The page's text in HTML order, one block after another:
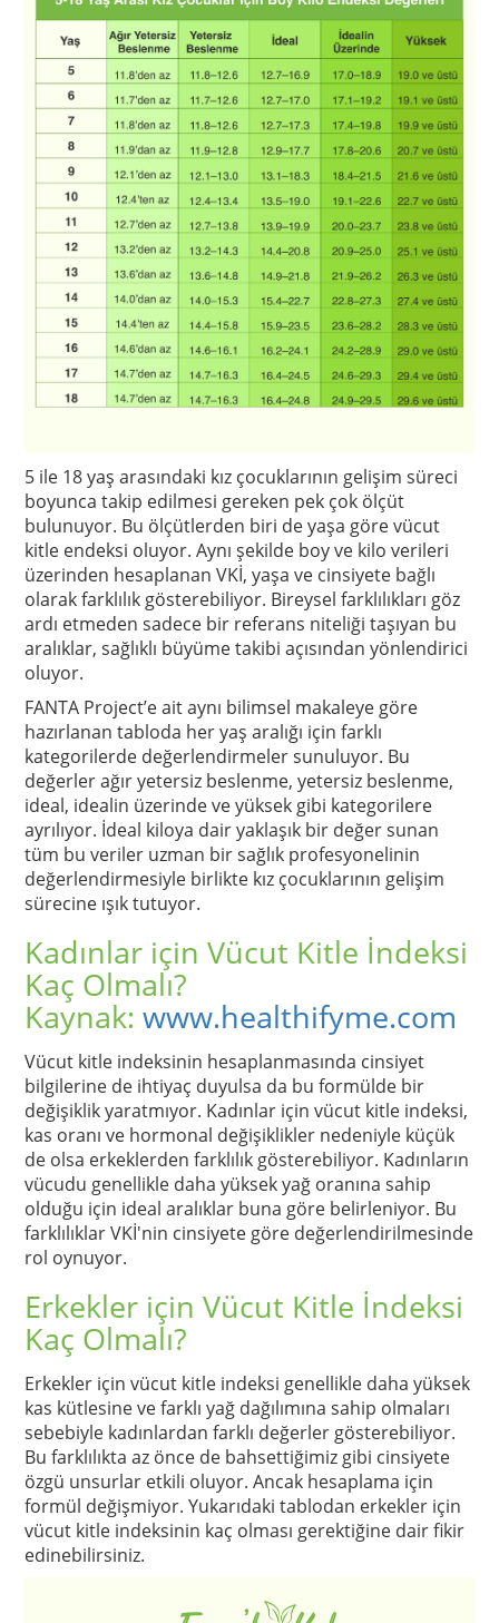
5 ile 18 yaş arasındaki kız çocuklarının gelişim süreci
boyunca takip edilmesi gereken pek çok ölçüt
bulunuyor. Bu ölçütlerden biri de yaşa göre vücut
kitle endeksi oluyor. Aynı şekilde boy ve kilo verileri
üzerinden hesaplanan VKİ, yaşa ve cinsiyete bağlı
olarak farklılık gösterebiliyor. Bireysel farklılıkları göz
ardı etmeden sadece bir referans niteliği taşıyan bu
aralıklar, sağlıklı büyüme takibi açısından yönlendirici
oluyor.
FANTA Project’e ait aynı bilimsel makaleye göre
hazırlanan tabloda her yaş aralığı için farklı
kategorilerde değerlendirmeler sunuluyor. Bu
değerler ağır yetersiz beslenme, yetersiz beslenme,
ideal, idealin üzerinde ve yüksek gibi kategorilere
ayrılıyor. İdeal kiloya dair yaklaşık bir değer sunan
tüm bu veriler uzman bir sağlık profesyonelinin
değerlendirmesiyle birlikte kız çocuklarının gelişim
sürecine ışık tutuyor.
Kadınlar için Vücut Kitle İndeksi
Kaç Olmalı?
Kaynak:www.healthifyme.com
Vücut kitle indeksinin hesaplanmasında cinsiyet
bilgilerine de ihtiyaç duyulsa da bu formülde bir
değişiklik yaratmıyor. Kadınlar için vücut kitle indeksi,
kas oranı ve hormonal değişiklikler nedeniyle küçük
de olsa erkeklerden farklılık gösterebiliyor. Kadınların
vücudu genellikle daha yüksek yağ oranına sahip
olduğu için ideal aralıklar buna göre belirleniyor. Bu
farklılıklar VKİ'nin cinsiyete göre değerlendirilmesinde
rol oynuyor.
Erkekler için Vücut Kitle İndeksi
Kaç Olmalı?
Erkekler için vücut kitle indeksi genellikle daha yüksek
kas kütlesine ve farklı yağ dağılımına sahip olmaları
sebebiyle kadınlardan farklı değerler gösterebiliyor.
Bu farklılıkta az önce de bahsettiğimiz gibi cinsiyete
özgü unsurlar etkili oluyor. Ancak hesaplama için
formül değişmiyor. Yukarıdaki tablodan erkekler için
vücut kitle indeksinin kaç olması gerektiğine dair fikir
edinebilirsiniz.